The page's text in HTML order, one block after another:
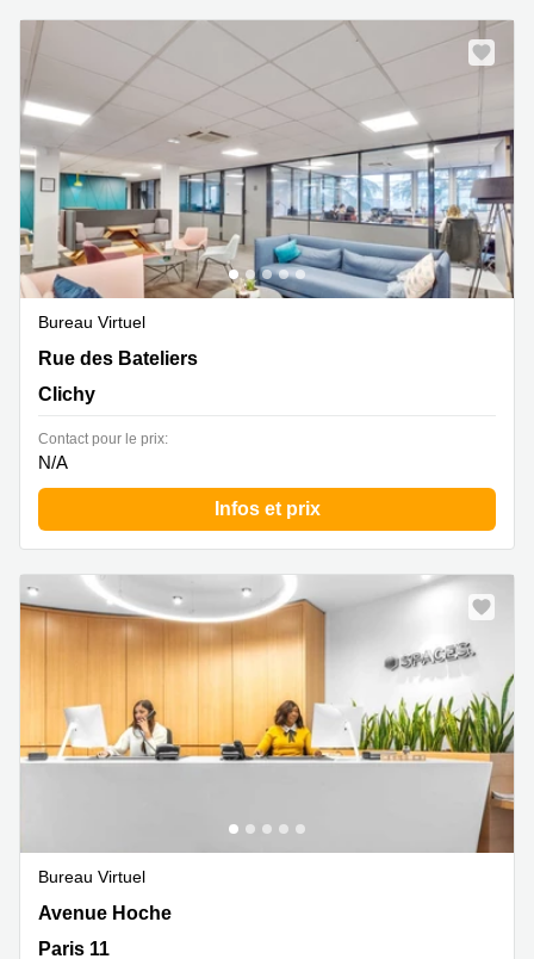
Bureau Virtuel
6 Rue des Bateliers, Clichy
Rue des Bateliers
Clichy
Contact pour le prix:
N/A
Infos et prix
Bureau Virtuel
54-56 Avenue Hoche, Paris 11
Avenue Hoche
Paris 11